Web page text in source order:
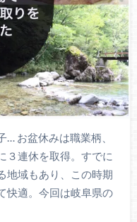
お盆休みは職業柄、
３連休を取得。すでに
地域もあり、この時期
快適。今回は岐阜県の